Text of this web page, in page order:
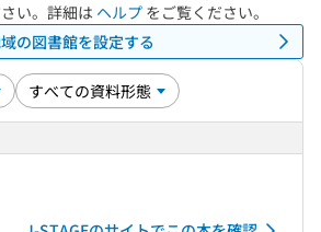
い。詳細は ヘルプ をご覧ください。
の図書館を設定する